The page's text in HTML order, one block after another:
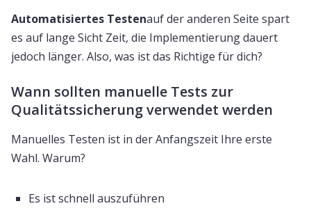
Automatisiertes Testenauf der anderen Seite spart
es auf lange Sicht Zeit, die Implementierung dauert
jedoch länger. Also, was ist das Richtige für dich?
Wann sollten manuelle Tests zur
Qualitätssicherung verwendet werden
Manuelles Testen ist in der Anfangszeit Ihre erste
Wahl. Warum?
Es ist schnell auszuführen